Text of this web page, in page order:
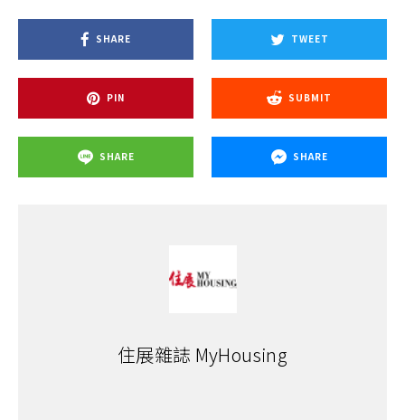
SHARE TWEET
PIN SUBMIT
SHARE SHARE
住展雜誌 MyHousing